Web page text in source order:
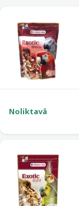
Noliktavā